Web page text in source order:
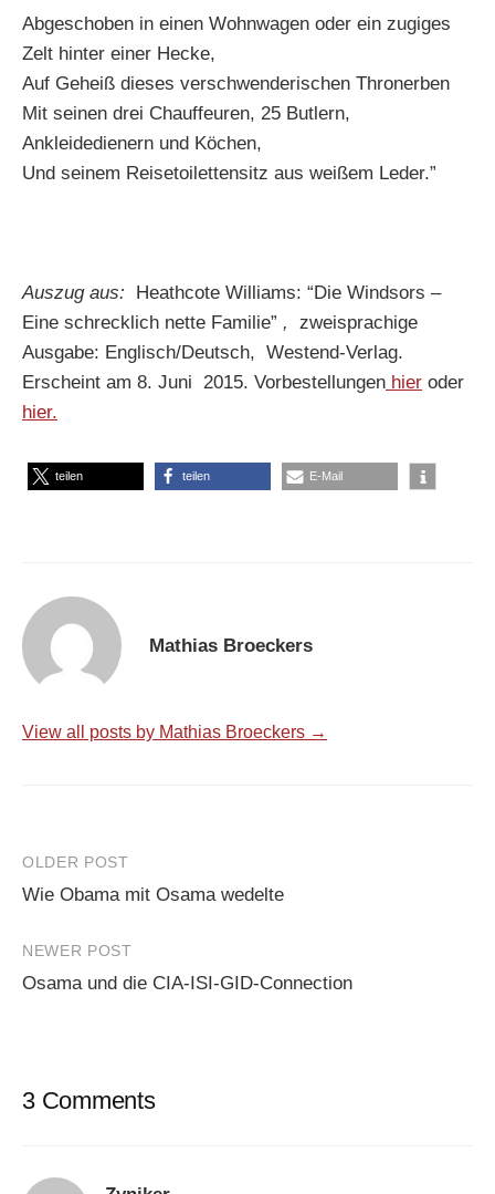
Abgeschoben in einen Wohnwagen oder ein zugiges
Zelt hinter einer Hecke,
Auf Geheiß dieses verschwenderischen Thronerben
Mit seinen drei Chauffeuren, 25 Butlern,
Ankleidedienern und Köchen,
Und seinem Reisetoilettensitz aus weißem Leder.”
Auszug aus: Heathcote Williams: “Die Windsors –
Eine schrecklich nette Familie” ,
zweisprachige
Ausgabe: Englisch/Deutsch, Westend-Verlag.
Erscheint am 8. Juni 2015. Vorbestellungen hier oder
hier.
teilen teilen E-Mail
Mathias Broeckers
View all posts by Mathias Broeckers →
Post
navigation
OLDER POST
Wie Obama mit Osama wedelte
NEWER POST
Osama und die CIA-ISI-GID-Connection
3 Comments